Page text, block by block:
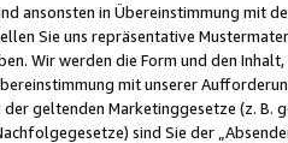
ansonsten in Übereinstimmung mit
Sie uns repräsentative
Wir werden die Form und den
mit unserer
geltenden Marketinggesetze (z. B.
sind Sie der